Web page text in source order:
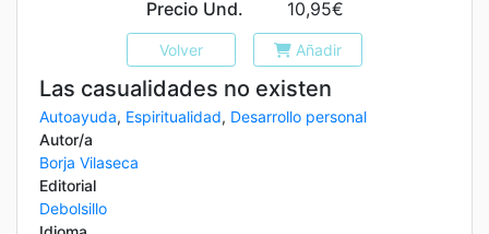
Precio Und. 10,95€
Volver Añadir
Las casualidades no existen
Autoayuda, Espiritualidad, Desarrollo personal
Autor/a
Borja Vilaseca
Editorial
Debolsillo